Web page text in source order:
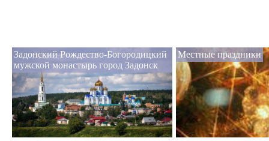
Задонский Рождество-Богородицкий
мужской монастырь город Задонск
Местные праздники